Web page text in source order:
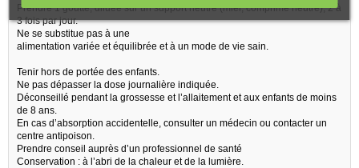
Prendre 1 goutte, diluée sur un support neutre (miel, comprimé neutre), 2 à
3 fois par jour.
Ne se substitue pas à une
alimentation variée et équilibrée et à un mode de vie sain.
Tenir hors de portée des enfants.
Ne pas dépasser la dose journalière indiquée.
Déconseillé pendant la grossesse et l’allaitement et aux enfants de moins
de 8 ans.
En cas d’absorption accidentelle, consulter un médecin ou contacter un
centre antipoison.
Prendre conseil auprès d’un professionnel de santé
Conservation : à l’abri de la chaleur et de la lumière.